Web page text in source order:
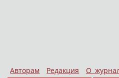
Авторам Редакция О